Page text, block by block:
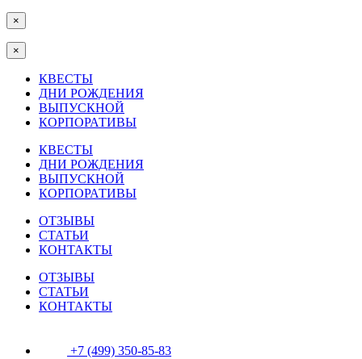
×
×
КВЕСТЫ
ДНИ РОЖДЕНИЯ
ВЫПУСКНОЙ
КОРПОРАТИВЫ
КВЕСТЫ
ДНИ РОЖДЕНИЯ
ВЫПУСКНОЙ
КОРПОРАТИВЫ
ОТЗЫВЫ
СТАТЬИ
КОНТАКТЫ
ОТЗЫВЫ
СТАТЬИ
КОНТАКТЫ
+7 (499) 350-85-83